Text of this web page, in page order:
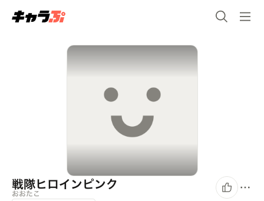
戦隊ヒロインピンク
おおたこ